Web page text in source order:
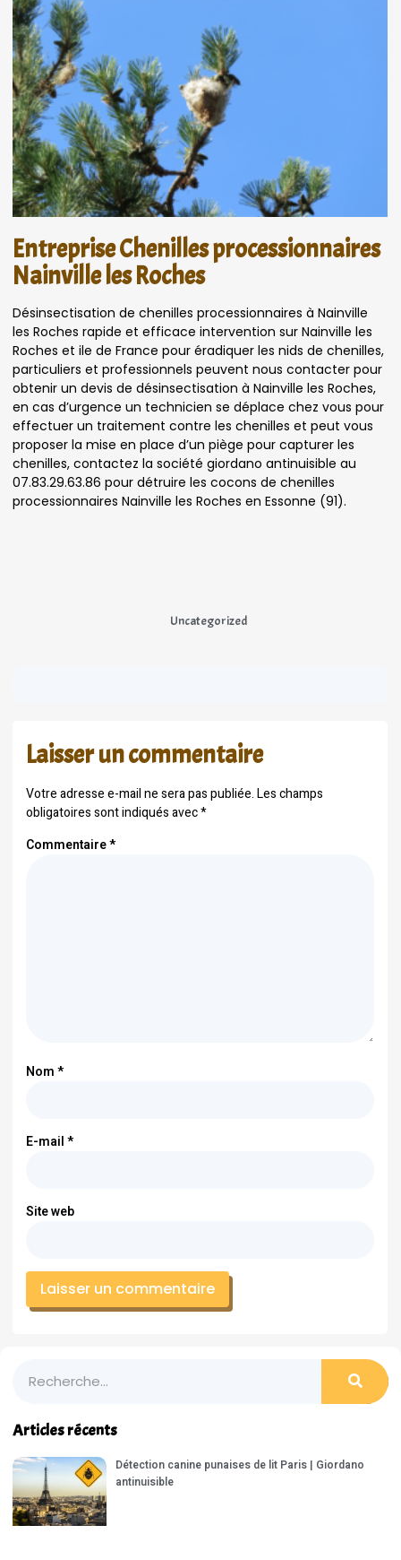
Entreprise Chenilles processionnaires
Nainville les Roches
Désinsectisation de chenilles processionnaires à Nainville
les Roches rapide et efficace intervention sur Nainville les
Roches et ile de France pour éradiquer les nids de chenilles,
particuliers et professionnels peuvent nous contacter pour
obtenir un devis de désinsectisation à Nainville les Roches,
en cas d’urgence un technicien se déplace chez vous pour
effectuer un traitement contre les chenilles et peut vous
proposer la mise en place d’un piège pour capturer les
chenilles, contactez la société giordano antinuisible au
07.83.29.63.86 pour détruire les cocons de chenilles
processionnaires Nainville les Roches en Essonne (91).
Uncategorized
Laisser un commentaire
Votre adresse e-mail ne sera pas publiée.Les champs
obligatoires sont indiqués avec*
Commentaire*
Nom*
E-mail*
Site web
Articles récents
Détection canine punaises de lit Paris | Giordano
antinuisible